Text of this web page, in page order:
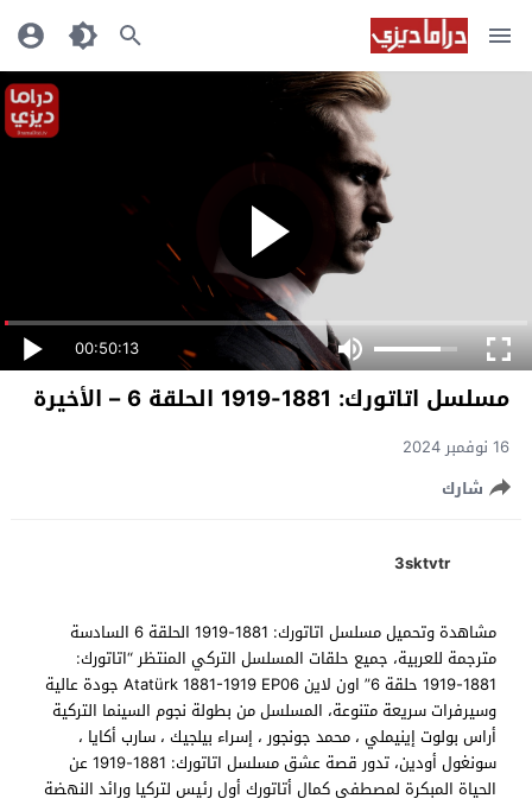
00:50:13
مسلسل اتاتورك: 1881-1919 الحلقة 6 – الأخيرة
16 نوفمبر 2024
شارك
3sktvtr
مشاهدة وتحميل مسلسل اتاتورك: 1881-1919 الحلقة 6 السادسة
مترجمة للعربية، جميع حلقات المسلسل التركي المنتظر “اتاتورك:
1881-1919 حلقة 6” اون لاين Atatürk 1881-1919 EP06 جودة عالية
وسيرفرات سريعة متنوعة، المسلسل من بطولة نجوم السينما التركية
أراس بولوت إينيملي ، محمد جونجور ، إسراء بيلجيك ، سارب أكايا ،
سونغول أودين، تدور قصة عشق مسلسل اتاتورك: 1881-1919 عن
الحياة المبكرة لمصطفى كمال أتاتورك أول رئيس لتركيا ورائد النهضة